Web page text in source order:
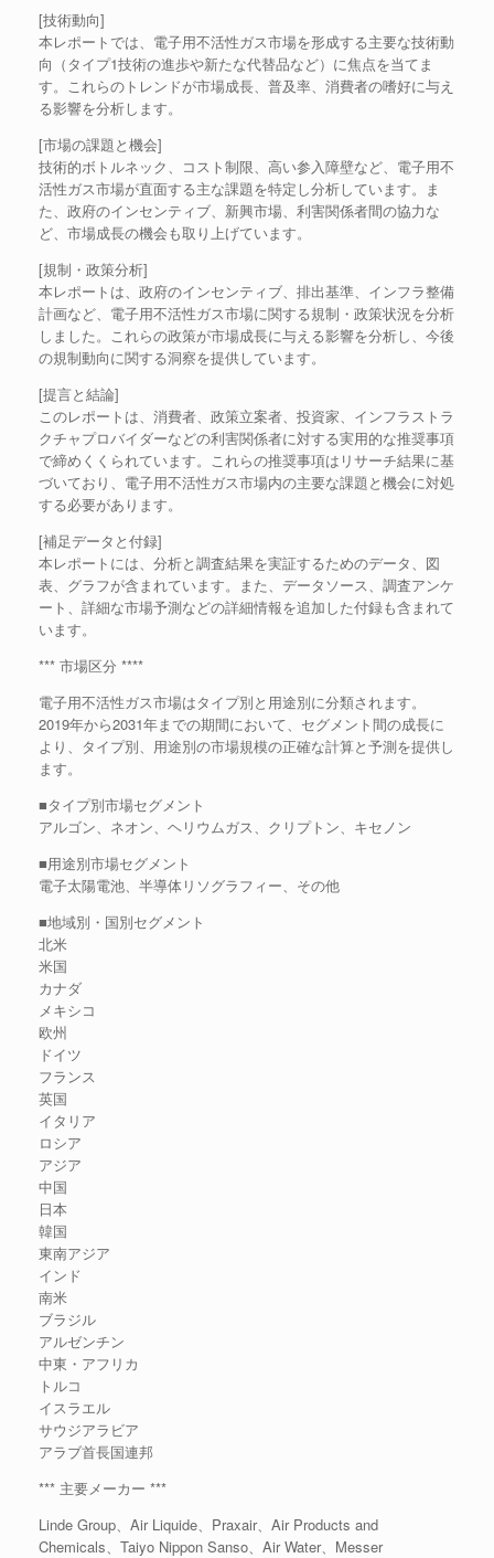
[技術動向]
本レポートでは、電子用不活性ガス市場を形成する主要な技術動
向（タイプ1技術の進歩や新たな代替品など）に焦点を当てま
す。これらのトレンドが市場成長、普及率、消費者の嗜好に与え
る影響を分析します。
[市場の課題と機会]
技術的ボトルネック、コスト制限、高い参入障壁など、電子用不
活性ガス市場が直面する主な課題を特定し分析しています。ま
た、政府のインセンティブ、新興市場、利害関係者間の協力な
ど、市場成長の機会も取り上げています。
[規制・政策分析]
本レポートは、政府のインセンティブ、排出基準、インフラ整備
計画など、電子用不活性ガス市場に関する規制・政策状況を分析
しました。これらの政策が市場成長に与える影響を分析し、今後
の規制動向に関する洞察を提供しています。
[提言と結論]
このレポートは、消費者、政策立案者、投資家、インフラストラ
クチャプロバイダーなどの利害関係者に対する実用的な推奨事項
で締めくくられています。これらの推奨事項はリサーチ結果に基
づいており、電子用不活性ガス市場内の主要な課題と機会に対処
する必要があります。
[補足データと付録]
本レポートには、分析と調査結果を実証するためのデータ、図
表、グラフが含まれています。また、データソース、調査アンケ
ート、詳細な市場予測などの詳細情報を追加した付録も含まれて
います。
*** 市場区分 ****
電子用不活性ガス市場はタイプ別と用途別に分類されます。
2019年から2031年までの期間において、セグメント間の成長に
より、タイプ別、用途別の市場規模の正確な計算と予測を提供し
ます。
■タイプ別市場セグメント
アルゴン、ネオン、ヘリウムガス、クリプトン、キセノン
■用途別市場セグメント
電子太陽電池、半導体リソグラフィー、その他
■地域別・国別セグメント
北米
米国
カナダ
メキシコ
欧州
ドイツ
フランス
英国
イタリア
ロシア
アジア
中国
日本
韓国
東南アジア
インド
南米
ブラジル
アルゼンチン
中東・アフリカ
トルコ
イスラエル
サウジアラビア
アラブ首長国連邦
*** 主要メーカー ***
Linde Group、Air Liquide、Praxair、Air Products and
Chemicals、Taiyo Nippon Sanso、Air Water、Messer